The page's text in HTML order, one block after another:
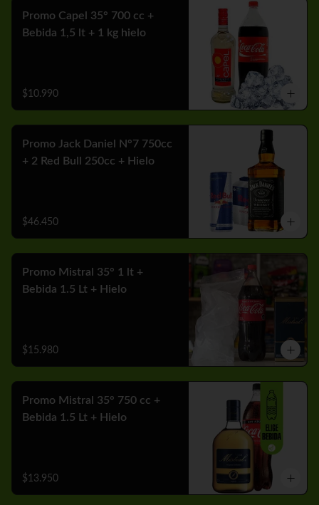
Promo Capel 35° 700 cc +
Bebida 1,5 lt + 1 kg hielo
$10.990
Promo Jack Daniel N°7 750cc
+ 2 Red Bull 250cc + Hielo
$46.450
Promo Mistral 35° 1 lt +
Bebida 1.5 Lt + Hielo
$15.980
Promo Mistral 35° 750 cc +
Bebida 1.5 Lt + Hielo
$13.950